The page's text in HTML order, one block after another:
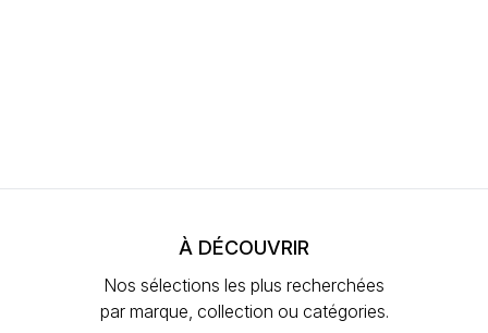
À DÉCOUVRIR
Nos sélections les plus recherchées
par marque, collection ou catégories.